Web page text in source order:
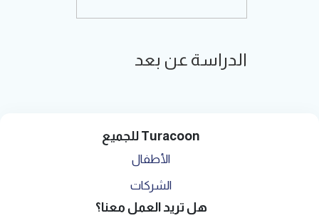
الدراسة عن بعد
Turacoon للجميع
الأطفال
الشركات
هل تريد العمل معنا؟